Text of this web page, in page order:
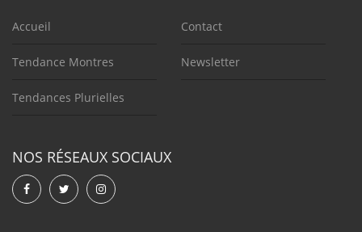
Accueil
Tendance Montres
Tendances Plurielles
Contact
Newsletter
NOS RÉSEAUX SOCIAUX